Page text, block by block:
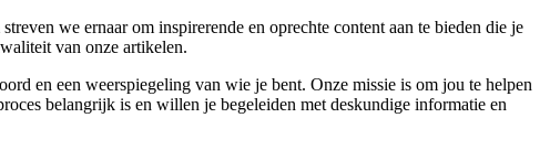
we ernaar om inspirerende en oprechte content aan te bieden die je
van onze artikelen.
en een weerspiegeling van wie je bent. Onze missie is om jou te helpen
belangrijk is en willen je begeleiden met deskundige informatie en